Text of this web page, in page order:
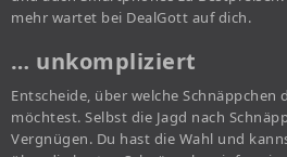
mehr wartet bei DealGott auf dich.
… unkompliziert
Entscheide, über welche
möchtest. Selbst die Jagd nach
Vergnügen. Du hast die Wahl und